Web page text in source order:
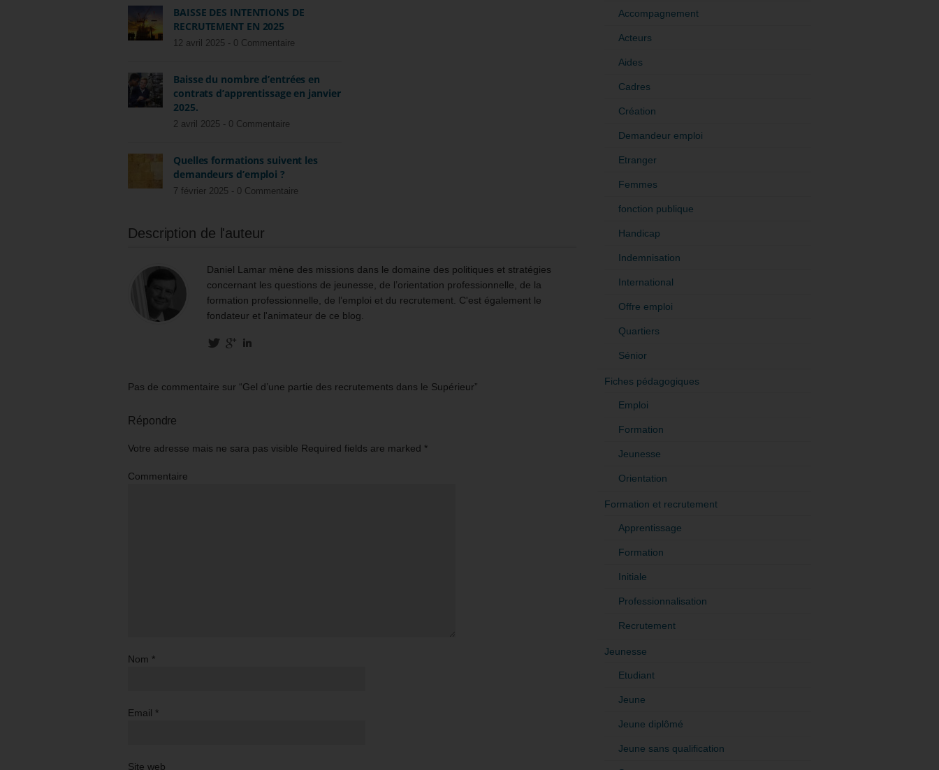
BAISSE DES INTENTIONS DE
RECRUTEMENT EN 2025
12 avril 2025 - 0 Commentaire
Baisse du nombre d’entrées en
contrats d’apprentissage en janvier
2025.
2 avril 2025 - 0 Commentaire
Quelles formations suivent les
demandeurs d’emploi ?
7 février 2025 - 0 Commentaire
Description de l'auteur
Daniel Lamar mène des missions dans le domaine des politiques et stratégies
concernant les questions de jeunesse, de l’orientation professionnelle, de la
formation professionnelle, de l’emploi et du recrutement. C'est également le
fondateur et l'animateur de ce blog.
Pas de commentaire sur “Gel d’une partie des recrutements dans le Supérieur”
Répondre
Votre adresse mais ne sara pas visible Required fields are marked *
Commentaire
Nom *
Email *
Site web
Accompagnement
Acteurs
Aides
Cadres
Création
Demandeur emploi
Etranger
Femmes
fonction publique
Handicap
Indemnisation
International
Offre emploi
Quartiers
Sénior
Fiches pédagogiques
Emploi
Formation
Jeunesse
Orientation
Formation et recrutement
Apprentissage
Formation
Initiale
Professionnalisation
Recrutement
Jeunesse
Etudiant
Jeune
Jeune diplômé
Jeune sans qualification